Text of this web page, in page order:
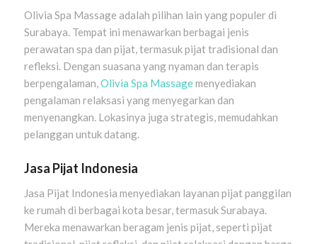
Olivia Spa Massage adalah pilihan lain yang populer di
Surabaya. Tempat ini menawarkan berbagai jenis
perawatan spa dan pijat, termasuk pijat tradisional dan
refleksi. Dengan suasana yang nyaman dan terapis
berpengalaman,Olivia Spa Massagemenyediakan
pengalaman relaksasi yang menyegarkan dan
menyenangkan. Lokasinya juga strategis, memudahkan
pelanggan untuk datang.
Jasa Pijat Indonesia
Jasa Pijat Indonesia menyediakan layanan pijat panggilan
ke rumah di berbagai kota besar, termasuk Surabaya.
Mereka menawarkan beragam jenis pijat, seperti pijat